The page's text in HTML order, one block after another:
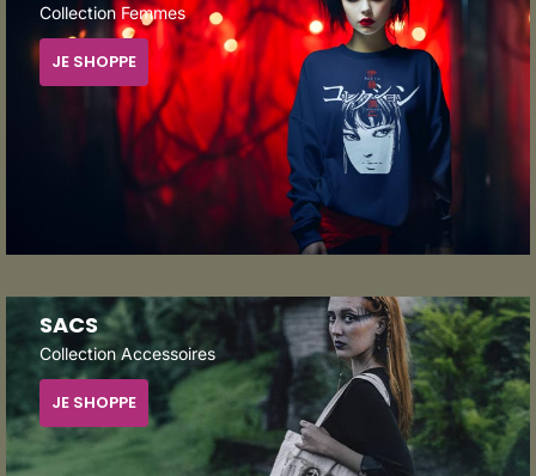
Collection Femmes
JE SHOPPE
SACS
Collection Accessoires
JE SHOPPE